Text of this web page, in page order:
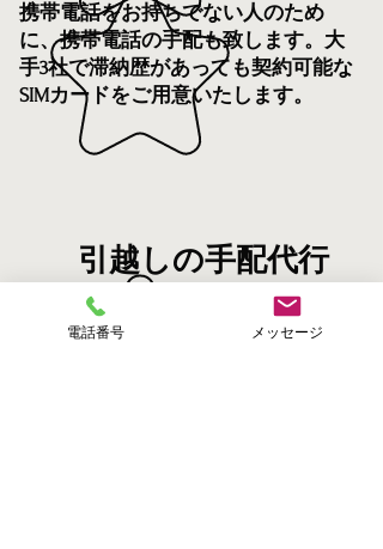
携帯電話をお持ちでない人のため
に、携帯電話の手配も致します。大
手3社で滞納歴があっても契約可能な
SIMカードをご用意いたします。
引越しの手配代行
3社以上同時に、引越しの見積もり
を代行いたします。
電話番号 メッセージ